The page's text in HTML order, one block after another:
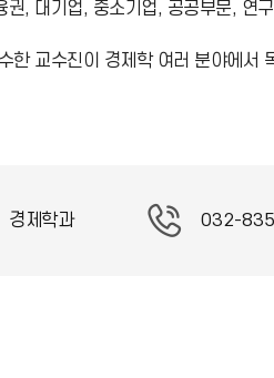
, 대기업, 중소기업, 공공부문, 연
교수진이 경제학 여러 분야에서
경제학과 032-